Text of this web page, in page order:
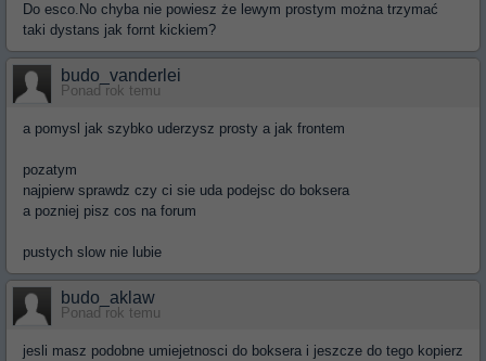
Do esco.No chyba nie powiesz że lewym prostym można trzymać
taki dystans jak fornt kickiem?
budo_vanderlei
Ponad rok temu
a pomysl jak szybko uderzysz prosty a jak frontem
pozatym
najpierw sprawdz czy ci sie uda podejsc do boksera
a pozniej pisz cos na forum
pustych slow nie lubie
budo_aklaw
Ponad rok temu
jesli masz podobne umiejetnosci do boksera i jeszcze do tego kopierz